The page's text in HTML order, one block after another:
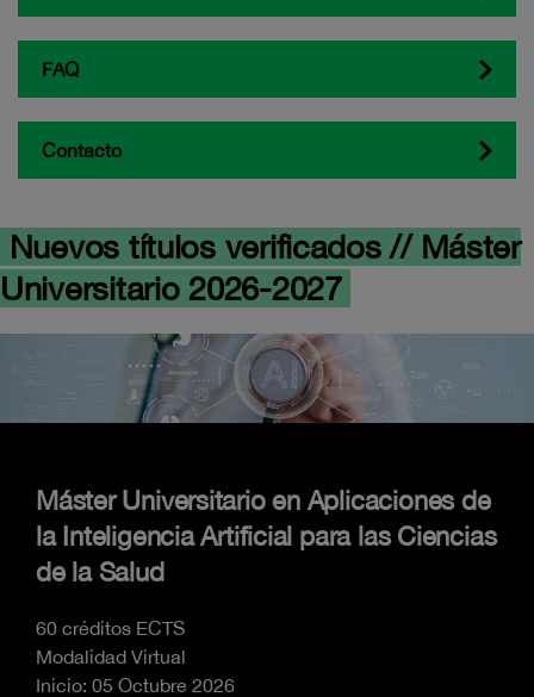
FAQ
Contacto
Nuevos títulos verificados // Máster
Universitario 2026-2027
Máster Universitario en Aplicaciones de
la Inteligencia Artificial para las Ciencias
de la Salud
60 créditos ECTS
Modalidad Virtual
Inicio: 05 Octubre 2026